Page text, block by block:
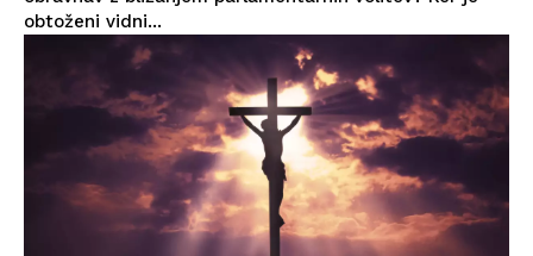
obtoženi vidni...